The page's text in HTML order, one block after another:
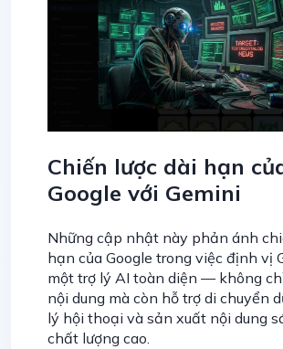
Chiến lược dài hạn
Google với Gemini
Những cập nhật này phản ánh
hạn của Google trong việc định vị
một trợ lý AI toàn diện — không
nội dung mà còn hỗ trợ di chuyển
lý hội thoại và sản xuất nội dung
chất lượng cao.